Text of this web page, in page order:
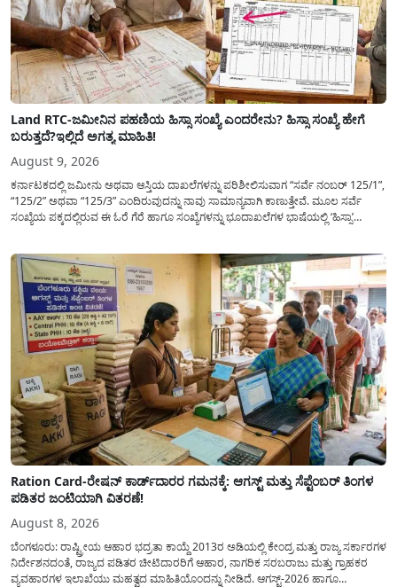
Land RTC-ಜಮೀನಿನ ಪಹಣಿಯ ಹಿಸ್ಸಾ ಸಂಖ್ಯೆ ಎಂದರೇನು? ಹಿಸ್ಸಾ ಸಂಖ್ಯೆ ಹೇಗೆ
ಬರುತ್ತದೆ?ಇಲ್ಲಿದೆ ಅಗತ್ಯ ಮಾಹಿತಿ!
August 9, 2026
ಕರ್ನಾಟಕದಲ್ಲಿ ಜಮೀನು ಅಥವಾ ಆಸ್ತಿಯ ದಾಖಲೆಗಳನ್ನು ಪರಿಶೀಲಿಸುವಾಗ “ಸರ್ವೆ ನಂಬರ್ 125/1”,
“125/2” ಅಥವಾ “125/3” ಎಂದಿರುವುದನ್ನು ನಾವು ಸಾಮಾನ್ಯ​ವಾಗಿ ಕಾಣುತ್ತೇವೆ. ಮೂಲ ಸರ್ವೆ
ಸಂಖ್ಯೆಯ ಪಕ್ಕದಲ್ಲಿರುವ ಈ ಓರೆ ಗೆರೆ ಹಾಗೂ ಸಂಖ್ಯೆಗಳನ್ನು ಭೂದಾಖಲೆಗಳ ಭಾಷೆಯಲ್ಲಿ ‘ಹಿಸ್ಸಾ’
Ration Card-ರೇಷನ್ ಕಾರ್ಡ್‍ದಾರರ ಗಮನಕ್ಕೆ: ಆಗಸ್ಟ್ ಮತ್ತು ಸೆಪ್ಟೆಂಬರ್ ತಿಂಗಳ
ಪಡಿತರ ಜಂಟಿಯಾಗಿ ವಿತರಣೆ!
August 8, 2026
ಬೆಂಗಳೂರು: ರಾಷ್ಟ್ರೀಯ ಆಹಾರ ಭದ್ರತಾ ಕಾಯ್ದೆ 2013ರ ಅಡಿಯಲ್ಲಿ ಕೇಂದ್ರ ಮತ್ತು ರಾಜ್ಯ ಸರ್ಕಾರಗಳ
ನಿರ್ದೇಶನದಂತೆ, ರಾಜ್ಯದ ಪಡಿತರ ಚೀಟಿದಾರರಿಗೆ ಆಹಾರ, ನಾಗರಿಕ ಸರಬರಾಜು ಮತ್ತು ಗ್ರಾಹಕರ
ವ್ಯವಹಾರಗಳ ಇಲಾಖೆಯು ಮಹತ್ವದ ಮಾಹಿತಿಯೊಂದನ್ನು ನೀಡಿದೆ. ಆಗಸ್ಟ್-2026 ಹಾಗೂ